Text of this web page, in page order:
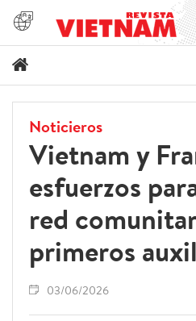
Noticieros
Vietnam y
esfuerzos
red
primeros
03/06/2026